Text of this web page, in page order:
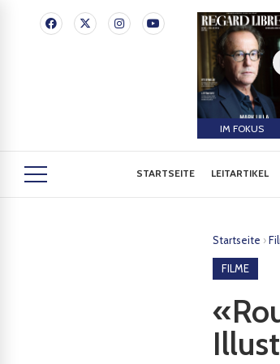
IM FOKUS
STARTSEITE LEITARTIKEL
Startseite ›
FILME